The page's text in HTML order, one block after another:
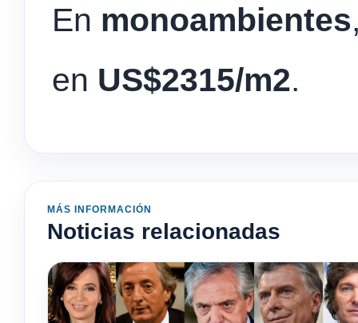
En monoambientes
en US$2315/m2.
MÁS INFORMACIÓN
Noticias relacionadas